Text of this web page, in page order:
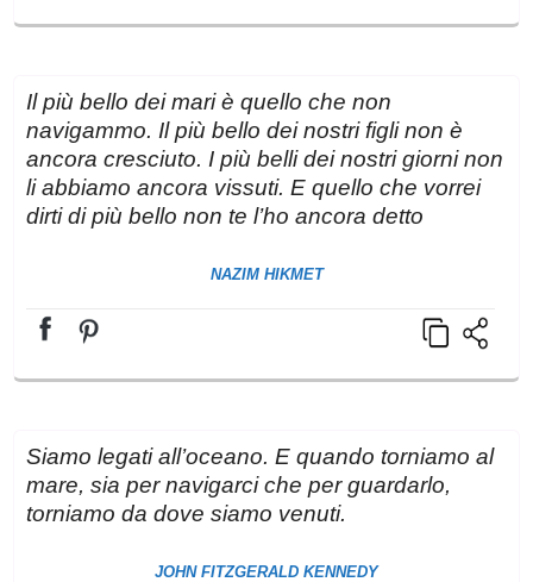
Il più bello dei mari è quello che non
navigammo. Il più bello dei nostri figli non è
ancora cresciuto. I più belli dei nostri giorni non
li abbiamo ancora vissuti. E quello che vorrei
dirti di più bello non te l’ho ancora detto
NAZIM HIKMET
Siamo legati all’oceano. E quando torniamo al
mare, sia per navigarci che per guardarlo,
torniamo da dove siamo venuti.
JOHN FITZGERALD KENNEDY